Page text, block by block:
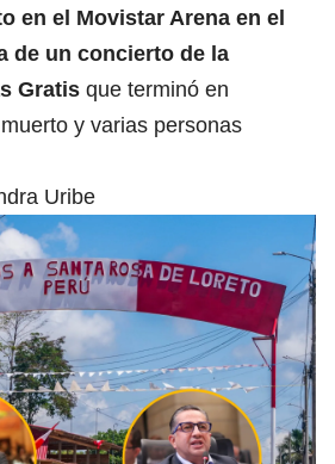
en el Movistar Arena en el
de un concierto de la
Gratis que terminó en
y varias personas
Uribe